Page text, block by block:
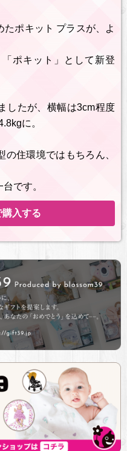
ポキット プラスが、よ
ポキット」として新登
したが、横幅は3cm程度
に。
の住環境ではもちろん、
です。
入する